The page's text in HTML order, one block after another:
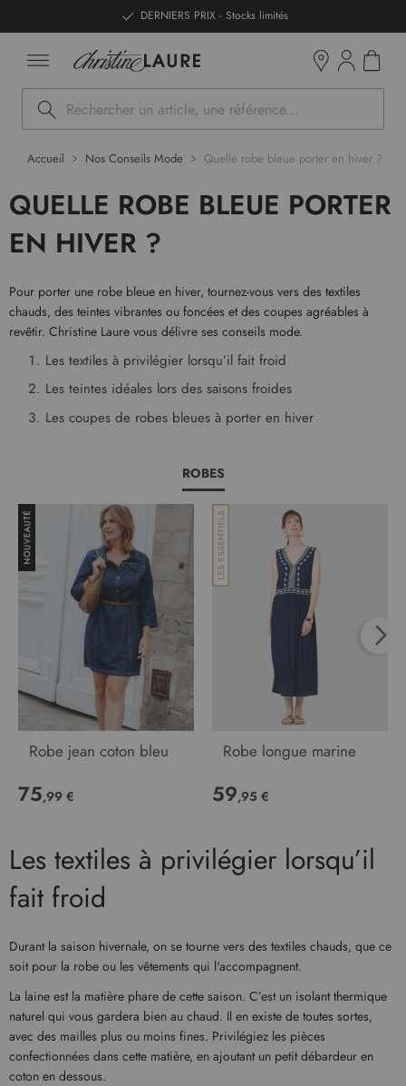
DERNIERS PRIX - Stocks limités
Rechercher
Accueil Nos Conseils Mode Quelle robe bleue porter en hiver ?
QUELLE ROBE BLEUE PORTER
EN HIVER ?
Pour porter une robe bleue en hiver, tournez-vous vers des textiles
chauds, des teintes vibrantes ou foncées et des coupes agréables à
revêtir. Christine Laure vous délivre ses conseils mode.
Les textiles à privilégier lorsqu’il fait froid
Les teintes idéales lors des saisons froides
Les coupes de robes bleues à porter en hiver
ROBES
Robe jean coton bleu
75,99 €
Robe longue marine
59,95 €
Les textiles à privilégier lorsqu’il
fait froid
Durant la saison hivernale, on se tourne vers des textiles chauds, que ce
soit pour la robe ou les vêtements qui l'accompagnent.
La laine est la matière phare de cette saison. C’est un isolant thermique
naturel qui vous gardera bien au chaud. Il en existe de toutes sortes,
avec des mailles plus ou moins fines. Privilégiez les pièces
confectionnées dans cette matière, en ajoutant un petit débardeur en
coton en dessous.